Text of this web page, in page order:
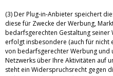
(3) Der Plug-in-Anbieter speichert
diese für Zwecke der Werbung,
bedarfsgerechten Gestaltung seiner
erfolgt insbesondere (auch für nicht
von bedarfsgerechter Werbung und
Netzwerks über Ihre Aktivitäten auf
steht ein Widerspruchsrecht gegen